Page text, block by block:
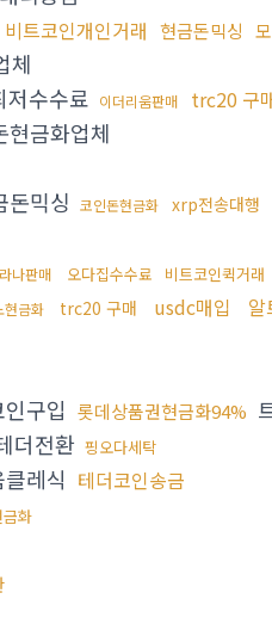
비트코인개인거래 현금돈믹싱
체
저수수료 이더리움판매 trc20 구
현금화업체
돈믹싱 코인돈현금화 xrp전송대행
나판매 오다집수수료 비트코인퀵거래
현금화 trc20 구매 usdc매입 알
구입 롯데상품권현금화94%
더전환 핑오다세탁
레식 테더코인송금
화